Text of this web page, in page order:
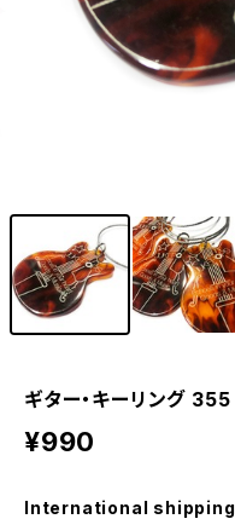
ギター・キーリング
¥990
International